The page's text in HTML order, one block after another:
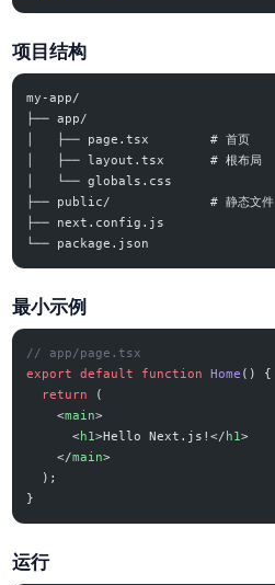
项目结构
my-app/
├── app/
│   ├── page.tsx        # 首页
│   ├── layout.tsx      # 根布局
│   └── globals.css
├── public/             # 静态文件
├── next.config.js
└── package.json
最小示例
// app/page.tsx
export
default function Home () {
  return
(
    <
main>
      <
h1>Hello Next.js!</ h1>
    </
main>
  );
}
运行